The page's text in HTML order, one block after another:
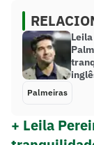
Palmeiras
+ Leila